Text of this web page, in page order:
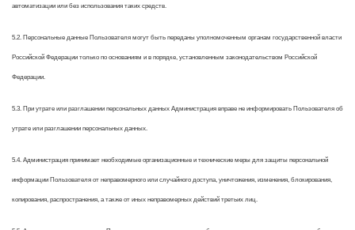
автоматизации или без использования таких средств.
5.2. Персональные данные Пользователя могут быть переданы уполномоченным органам государственной власти
Российской Федерации только по основаниям и в порядке, установленным законодательством Российской
Федерации.
5.3. При утрате или разглашении персональных данных Администрация вправе не информировать Пользователя об
утрате или разглашении персональных данных.
5.4. Администрация принимает необходимые организационные и технические меры для защиты персональной
информации Пользователя от неправомерного или случайного доступа, уничтожения, изменения, блокирования,
копирования, распространения, а также от иных неправомерных действий третьих лиц.